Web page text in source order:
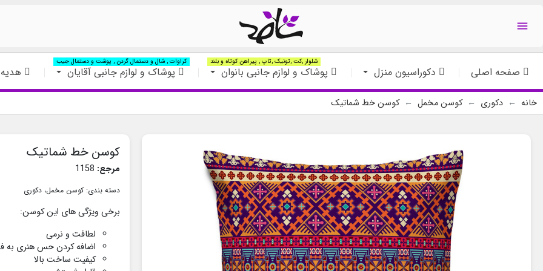

صفحه اصلی دکوراسیون منزل پوشاک و لوازم جانبی بانوان
شلوار ,کت ,تونیک ,تاپ , پیراهن کوتاه و بلند
پوشاک و لوازم جانبی آقایان
کراوات , شال و دستمال گردن , پوشت و دستمال جیب
خانه دکوری کوسن مخمل کوسن خط شماتیک
کوسن خط شماتیک
مرجع:
دسته بندی:کوسن مخمل، دکوری
برخی ویژگی های این کوسن:
لطافت و نرمی
اضافه کردن حس هنری به
کیفیت ساخت بالا